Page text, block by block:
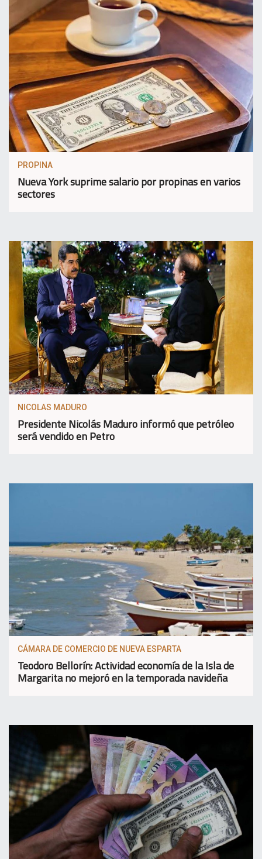
PROPINA
Nueva York suprime salario por propinas en varios
sectores
NICOLAS MADURO
Presidente Nicolás Maduro informó que petróleo
será vendido en Petro
CÁMARA DE COMERCIO DE NUEVA ESPARTA
Teodoro Bellorín: Actividad economía de la Isla de
Margarita no mejoró en la temporada navideña